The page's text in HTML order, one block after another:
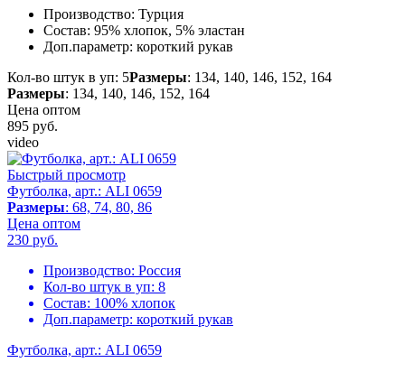
Производство: Турция
Состав: 95% хлопок, 5% эластан
Доп.параметр: короткий рукав
Кол-во штук в уп: 5Размеры: 134, 140, 146, 152, 164
Размеры: 134, 140, 146, 152, 164
Цена оптом
895 руб.
video
Быстрый просмотр
Футболка, арт.: ALI 0659
Размеры: 68, 74, 80, 86
Цена оптом
230 руб.
Производство: Россия
Кол-во штук в уп: 8
Состав: 100% хлопок
Доп.параметр: короткий рукав
Футболка, арт.: ALI 0659